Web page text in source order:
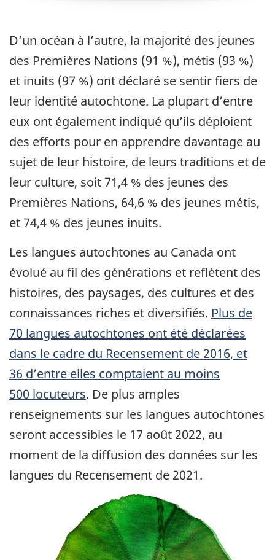
D’un océan à l’autre, la majorité des jeunes
des Premières Nations (91 %), métis (93 %)
et inuits (97 %) ont déclaré se sentir fiers de
leur identité autochtone. La plupart d’entre
eux ont également indiqué qu’ils déploient
des efforts pour en apprendre davantage au
sujet de leur histoire, de leurs traditions et de
leur culture, soit 71,4 % des jeunes des
Premières Nations, 64,6 % des jeunes métis,
et 74,4 % des jeunes inuits.
Les langues autochtones au Canada ont
évolué au fil des générations et reflètent des
histoires, des paysages, des cultures et des
connaissances riches et diversifiés. Plus de
70 langues autochtones ont été déclarées
dans le cadre du Recensement de 2016, et
36 d’entre elles comptaient au moins
500 locuteurs. De plus amples
renseignements sur les langues autochtones
seront accessibles le 17 août 2022, au
moment de la diffusion des données sur les
langues du Recensement de 2021.